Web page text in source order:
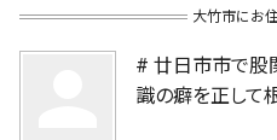
大竹市にお
# 廿日市市で股
識の癖を正して